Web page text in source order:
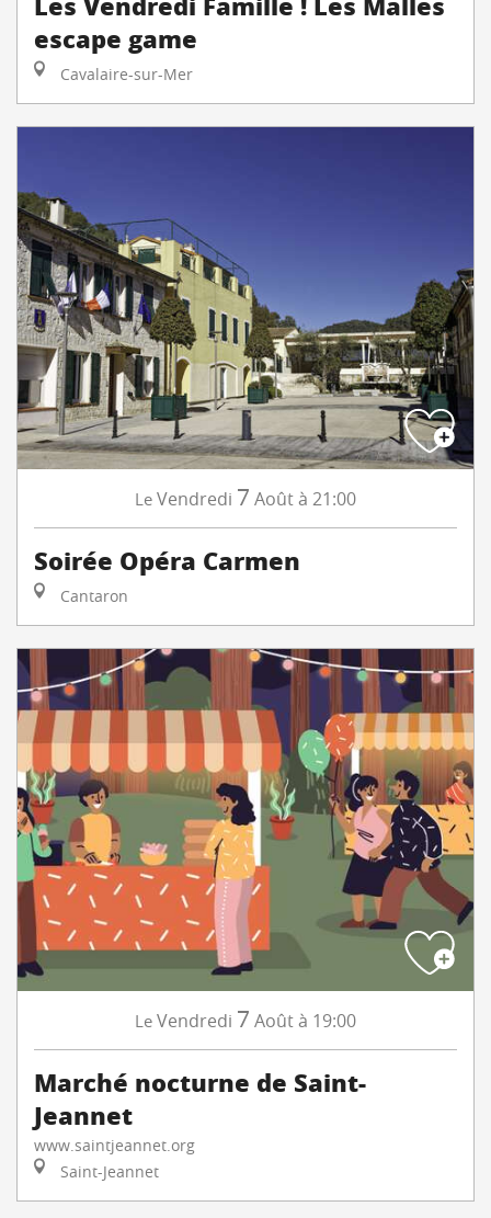
escape game
Cavalaire-sur-Mer
Le Vendredi 7 Aoûtà 21:00
Soirée Opéra Carmen
Cantaron
Le Vendredi 7 Aoûtà 19:00
Marché nocturne de Saint-
Jeannet
www.saintjeannet.org
Saint-Jeannet